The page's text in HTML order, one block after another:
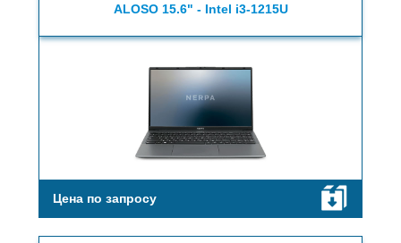
ALOSO 15.6" - Intel i3-1215U
Цена по запросу